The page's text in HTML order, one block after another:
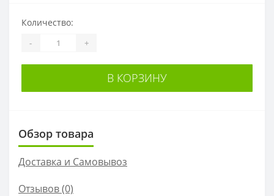
Количество:
- +
В КОРЗИНУ
Обзор товара
Доставка и Самовывоз
Отзывов (0)